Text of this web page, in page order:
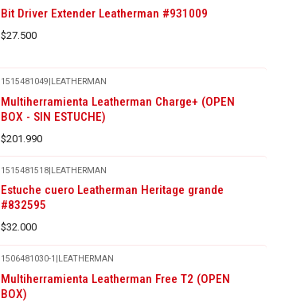
Bit Driver Extender Leatherman #931009
$27.500
1515481049 LEATHERMAN
Multiherramienta Leatherman Charge+ (OPEN
BOX - SIN ESTUCHE)
$201.990
1515481518|LEATHERMAN
Estuche cuero Leatherman Heritage grande
#832595
$32.000
1506481030-1 |LEATHERMAN
Multiherramienta Leatherman Free T2 (OPEN
BOX)